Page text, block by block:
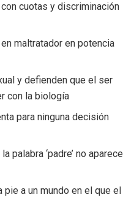
cuotas y discriminación
maltratador en potencia
y defienden que el ser
con la biología
para ninguna decisión
palabra ‘padre’ no aparece
pie a un mundo en el que el